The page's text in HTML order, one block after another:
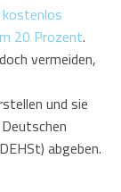
20 Prozent.
vermeiden,
und sie
abgeben.